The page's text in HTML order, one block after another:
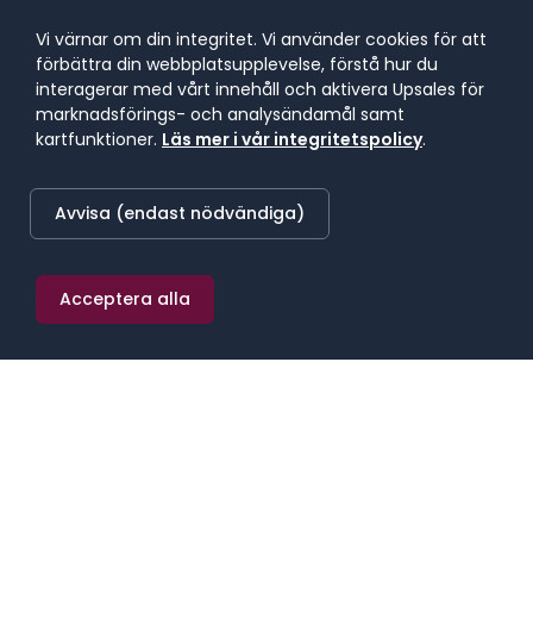
Öppna verktyget
Anställningskostnad
arbetsgivaravgift, ITP1-pension, försäkring
och friskvård. 2026 års tariffer.
Öppna verktyget
Vi värnar om din integritet. Vi använder cookies för att
förbättra din webbplatsupplevelse, förstå hur du
interagerar med vårt innehåll och aktivera Upsales för
marknadsförings- och analysändamål samt
kartfunktioner. Läs mer i vår integritetspolicy.
Avvisa (endast nödvändiga)
Acceptera alla